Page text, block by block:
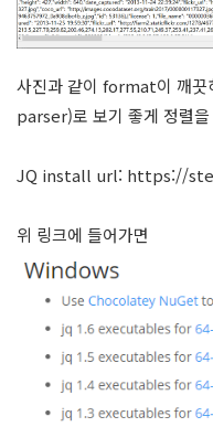
사진과 같이 format이 깨끗
parser)로 보기 좋게 정렬
JQ install url: https://
위 링크에 들어가면